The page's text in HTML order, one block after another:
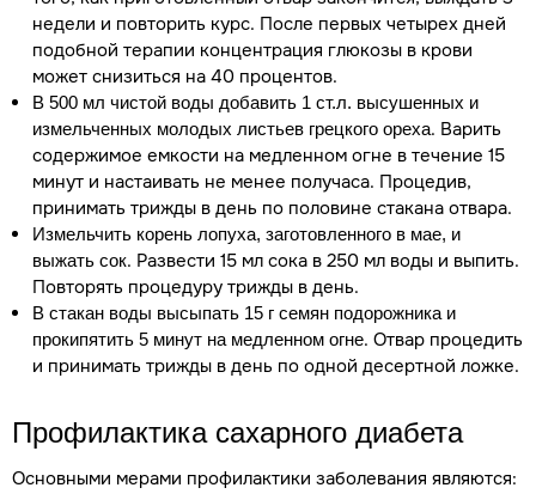
недели и повторить курс. После первых четырех дней
подобной терапии концентрация глюкозы в крови
может снизиться на 40 процентов.
В 500 мл чистой воды добавить 1 ст.л. высушенных и
измельченных молодых листьев грецкого ореха. Варить
содержимое емкости на медленном огне в течение 15
минут и настаивать не менее получаса. Процедив,
принимать трижды в день по половине стакана отвара.
Измельчить корень лопуха, заготовленного в мае, и
выжать сок. Развести 15 мл сока в 250 мл воды и выпить.
Повторять процедуру трижды в день.
В стакан воды высыпать 15 г семян подорожника и
прокипятить 5 минут на медленном огне. Отвар процедить
и принимать трижды в день по одной десертной ложке.
Профилактика сахарного диабета
Основными мерами профилактики заболевания являются: